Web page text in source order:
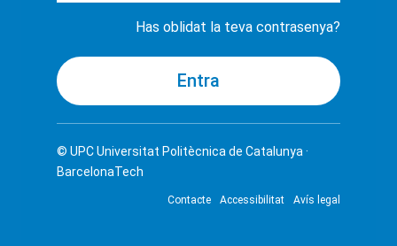
Has oblidat la teva contrasenya?
© UPCUniversitat Politècnica de Catalunya ·
BarcelonaTech
Contacte Accessibilitat Avís legal